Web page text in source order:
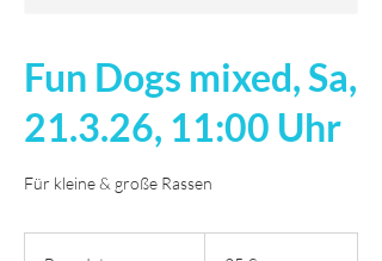
Fun Dogs mixed, Sa,
21.3.26, 11:00 Uhr
Für kleine & große Rassen